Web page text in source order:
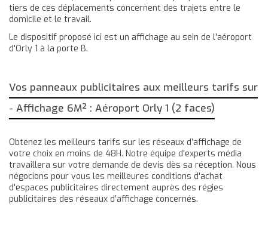
tiers de ces déplacements concernent des trajets entre le
domicile et le travail.
Le dispositif proposé ici est un affichage au sein de l'aéroport
d'Orly 1 à la porte B.
Vos panneaux publicitaires aux meilleurs tarifs sur
- Affichage 6M² : Aéroport Orly 1 (2 faces)
Obtenez les meilleurs tarifs sur les réseaux d’affichage de
votre choix en moins de 48H. Notre équipe d'experts média
travaillera sur votre demande de devis dès sa réception. Nous
négocions pour vous les meilleures conditions d'achat
d'espaces publicitaires directement auprès des régies
publicitaires des réseaux d’affichage concernés.